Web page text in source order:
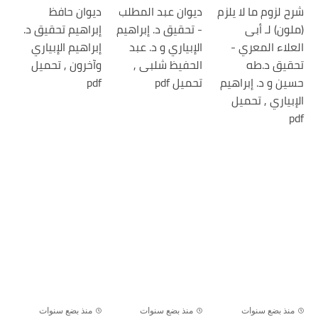
شرح لزوم ما لا يلزم
(ملون) لـ أبى
العلاء المعري -
تحقيق د.طه
حسين و د. إبراهيم
الإبياري , تحميل
pdf
ديوان عبد المطلب
- تحقيق د. إبراهيم
الإبياري و د. عبد
الحفيظ شلبى ,
تحميل pdf
ديوان حافظ
إبراهيم تحقيق د.
إبراهيم الإبياري
وآخرون , تحميل
pdf
منذ بضع سنوات منذ بضع سنوات منذ بضع سنوات